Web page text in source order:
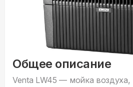
Общее описание
Venta LW45 — мойка воздуха,